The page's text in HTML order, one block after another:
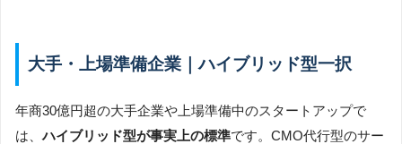
大手・上場準備企業｜ハイブリッド型一択
年商30億円超の大手企業や上場準備中のスタートアップで
は、ハイブリッド型が事実上の標準です。CMO代行型のサー